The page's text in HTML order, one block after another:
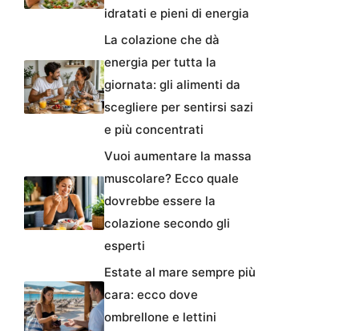
idratati e pieni di energia
La colazione che dà
energia per tutta la
giornata: gli alimenti da
scegliere per sentirsi sazi
e più concentrati
Vuoi aumentare la massa
muscolare? Ecco quale
dovrebbe essere la
colazione secondo gli
esperti
Estate al mare sempre più
cara: ecco dove
ombrellone e lettini